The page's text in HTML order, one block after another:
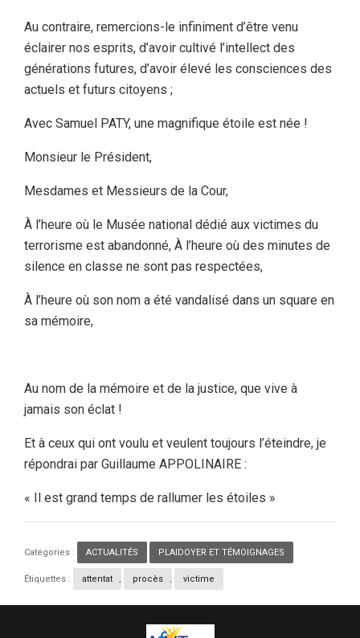
Au contraire, remercions-le infiniment d’être venu
éclairer nos esprits, d’avoir cultivé l’intellect des
générations futures, d’avoir élevé les consciences des
actuels et futurs citoyens ;
Avec Samuel PATY, une magnifique étoile est née !
Monsieur le Président,
Mesdames et Messieurs de la Cour,
À l’heure où le Musée national dédié aux victimes du
terrorisme est abandonné, À l’heure où des minutes de
silence en classe ne sont pas respectées,
À l’heure où son nom a été vandalisé dans un square en
sa mémoire,
Au nom de la mémoire et de la justice, que vive à
jamais son éclat !
Et à ceux qui ont voulu et veulent toujours l’éteindre, je
répondrai par Guillaume APPOLINAIRE :
« Il est grand temps de rallumer les étoiles »
Catégories : ACTUALITÉS PLAIDOYER ET TÉMOIGNAGES
Étiquettes : attentat , procès , victime